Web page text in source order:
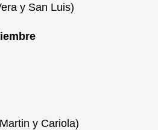
y San Luis)
y Cariola)